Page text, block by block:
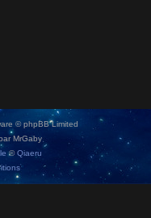
© phpBB Limited
MrGaby
©Qiaeru